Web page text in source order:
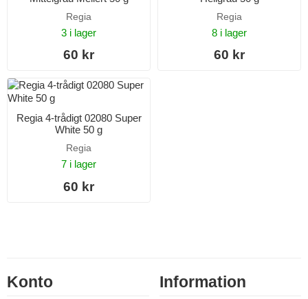
Regia
3 i lager
60 kr
Regia
8 i lager
60 kr
Regia 4-trådigt 02080 Super
White 50 g
Regia
7 i lager
60 kr
Konto Information